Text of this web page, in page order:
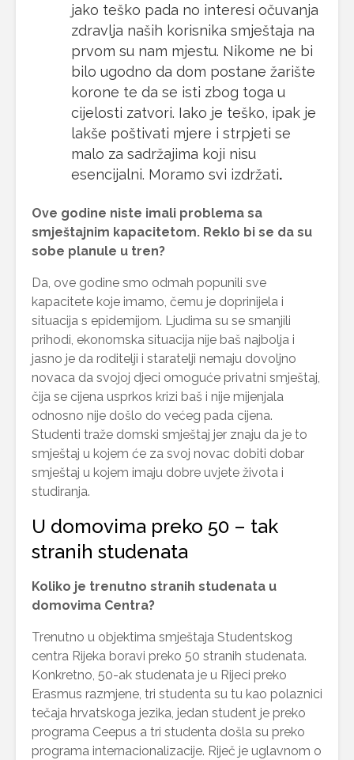
jako teško pada no interesi očuvanja
zdravlja naših korisnika smještaja na
prvom su nam mjestu. Nikome ne bi
bilo ugodno da dom postane žarište
korone te da se isti zbog toga u
cijelosti zatvori. Iako je teško, ipak je
lakše poštivati mjere i strpjeti se
malo za sadržajima koji nisu
esencijalni. Moramo svi izdržati.
Ove godine niste imali problema sa
smještajnim kapacitetom. Reklo bi se da su
sobe planule u tren?
Da, ove godine smo odmah popunili sve
kapacitete koje imamo, čemu je doprinijela i
situacija s epidemijom. Ljudima su se smanjili
prihodi, ekonomska situacija nije baš najbolja i
jasno je da roditelji i staratelji nemaju dovoljno
novaca da svojoj djeci omoguće privatni smještaj,
čija se cijena usprkos krizi baš i nije mijenjala
odnosno nije došlo do većeg pada cijena.
Studenti traže domski smještaj jer znaju da je to
smještaj u kojem će za svoj novac dobiti dobar
smještaj u kojem imaju dobre uvjete života i
studiranja.
U domovima preko 50 – tak
stranih studenata
Koliko je trenutno stranih studenata u
domovima Centra?
Trenutno u objektima smještaja Studentskog
centra Rijeka boravi preko 50 stranih studenata.
Konkretno, 50-ak studenata je u Rijeci preko
Erasmus razmjene, tri studenta su tu kao polaznici
tečaja hrvatskoga jezika, jedan student je preko
programa Ceepus a tri studenta došla su preko
programa internacionalizacije. Riječ je uglavnom o